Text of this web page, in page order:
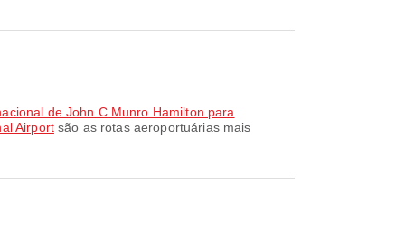
de John C Munro Hamilton para
Airportsão as rotas aeroportuárias mais